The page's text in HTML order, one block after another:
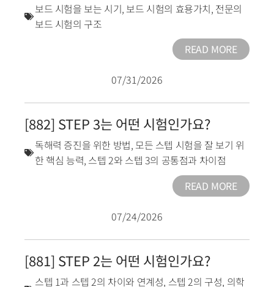
보드 시험을 보는 시기, 보드 시험의 효용가치, 전문의
보드 시험의 구조
READ MORE
07/31/2026
[882] STEP 3는 어떤 시험인가요?
독해력 증진을 위한 방법, 모든 스텝 시험을 잘 보기 위
한 핵심 능력, 스텝 2와 스텝 3의 공통점과 차이점
READ MORE
07/24/2026
[881] STEP 2는 어떤 시험인가요?
스텝 1과 스텝 2의 차이와 연계성, 스텝 2의 구성, 의학